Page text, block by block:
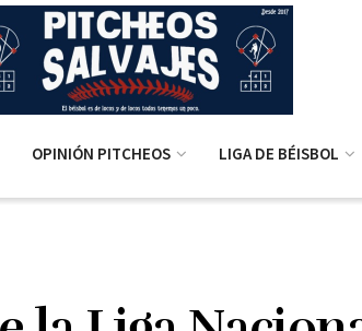
OPINIÓN PITCHEOS LIGA DE BÉISBOL